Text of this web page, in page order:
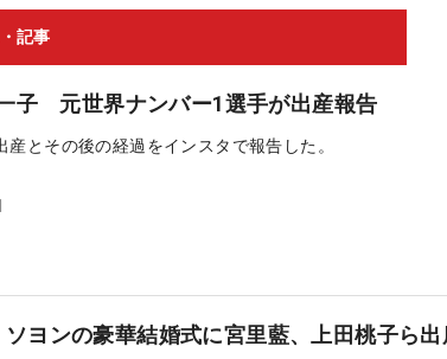
記事
子 元世界ナンバー1選手が出産報告
とその後の経過をインスタで報告した。
ヨンの豪華結婚式に宮里藍、上田桃子ら出